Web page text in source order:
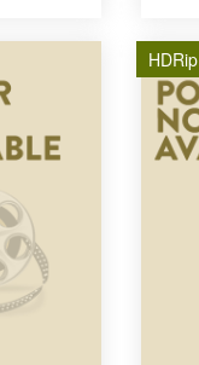
HDRip